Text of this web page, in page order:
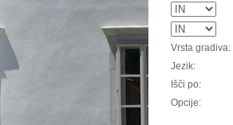
Vrsta gradiva:
Jezik:
Išči po:
Opcije: